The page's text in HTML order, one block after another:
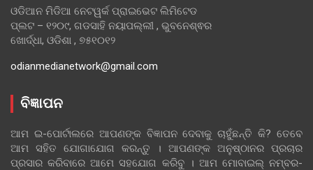
ଓଡିଆନ ମିଡିଆ ନେଟୱର୍କ ପ୍ରାଇଭେଟ ଲିମିଟେଡ
ପ୍ଲଟ – ୧୨୦୯, ଗଡସାହି ନୟାପଲ୍ଲୀ , ଭୁବନେଶ୍ଵର
ଖୋର୍ଦ୍ଧା, ଓଡିଶା , ୭୫୧୦୧୨
odianmedianetwork@gmail.com
ବିଜ୍ଞାପନ
ଆମ ଇ-ପୋର୍ଟାଲରେ ଆପଣଙ୍କ ବିଜ୍ଞାପନ ଦେବାକୁ ଚାହୁଁଛନ୍ତି କି? ତେବେ
ଆମ ସହିତ ଯୋଗାଯୋଗ କରନ୍ତୁ । ଆପଣଙ୍କ ଅନୁଷ୍ଠାନର ପ୍ରଚାର
ପ୍ରସାର କରିବାରେ ଆମେ ସହଯୋଗ କରିବୁ । ଆମ ମୋବାଇଲ୍ ନମ୍ବର-